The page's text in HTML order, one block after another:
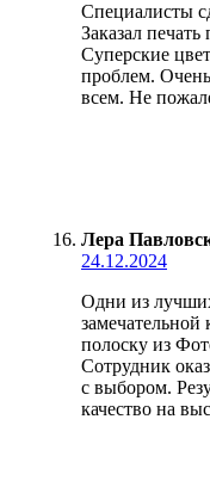
Специалисты
Заказал печать
Суперские
проблем.
всем. Не
Лера
24.12.2024
Одни из
замечательной
полоску из
Сотрудник
с выбором.
качество на